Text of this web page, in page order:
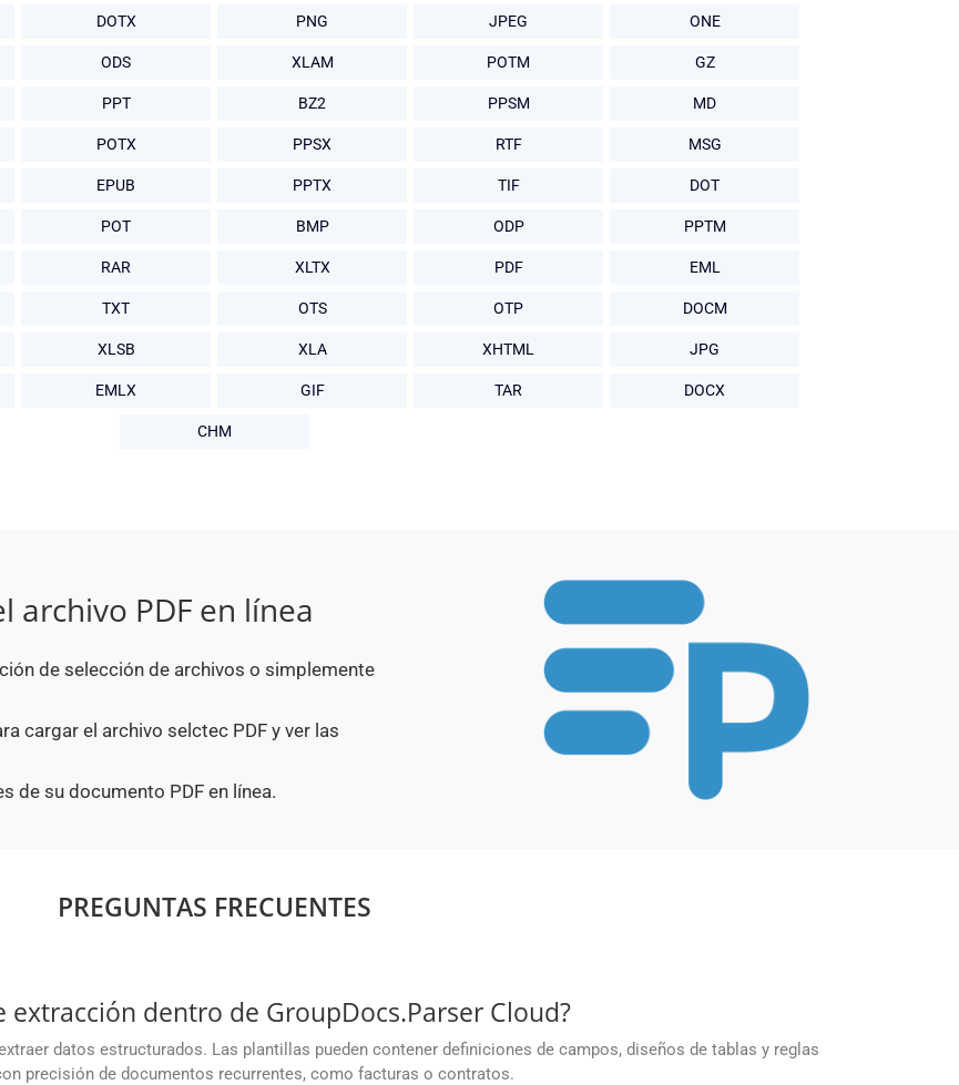
DOTX PNG JPEG ONE
ODS XLAM POTM GZ
PPT BZ2 PPSM MD
POTX PPSX RTF MSG
EPUB PPTX TIF DOT
POT BMP ODP PPTM
RAR XLTX PDF EML
TXT OTS OTP DOCM
XLSB XLA XHTML JPG
EMLX GIF TAR DOCX
CHM
archivo PDF en línea
de selección de archivos o simplemente
cargar el archivo selctec PDF y ver las
de su documento PDF en línea.
PREGUNTAS FRECUENTES
dentro de GroupDocs.Parser Cloud?
datos estructurados. Las plantillas pueden contener definiciones de campos, diseños de tablas y reglas
precisión de documentos recurrentes, como facturas o contratos.